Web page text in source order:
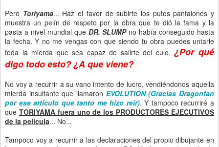
Pero Toriyama... Haz el favor de subirte los putos pantalones y
muestra un pelín de respeto por la obra que te dió la fama y la
pasta a nivel mundial queDR. SLUMPno había conseguido hasta
la fecha. Y no me vengas con que siendo tu obra puedes untarle
toda la mierda que sea capaz de salirte del culo. ¿Por qué
digo todo esto? ¿A que viene?
No voy a recurrir a su vano intento de lucro, vendiéndonos aquella
mierda insultante que llamaron EVOLUTION (Gracias Dragonfan
por ese artículo que tanto me hizo reír). Y tampoco recurriré a
que TORIYAMA fuera uno de los PRODUCTORES EJECUTIVOS
de la película... No...
Tampoco voy a recurrir a las declaraciones del propio dibujante en